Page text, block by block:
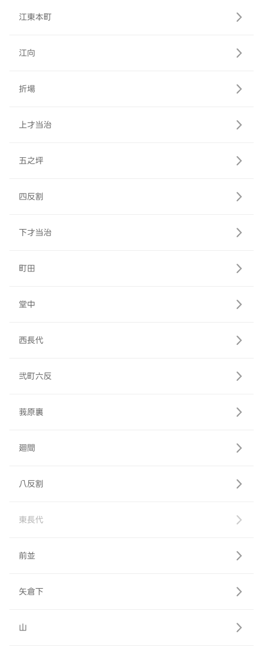
江東本町
江向
折場
上才当治
五之坪
四反割
下才当治
町田
堂中
西長代
弐町六反
莪原裏
廻間
八反割
東長代
前並
矢倉下
山